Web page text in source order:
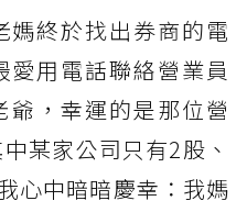
媽終於找出券商的電
用電話聯絡營業員
，幸運的是那位營
某家公司只有2股、
中暗暗慶幸：我媽